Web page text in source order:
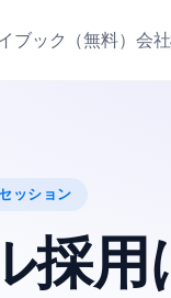
ブック（無料） 会
ッション
用